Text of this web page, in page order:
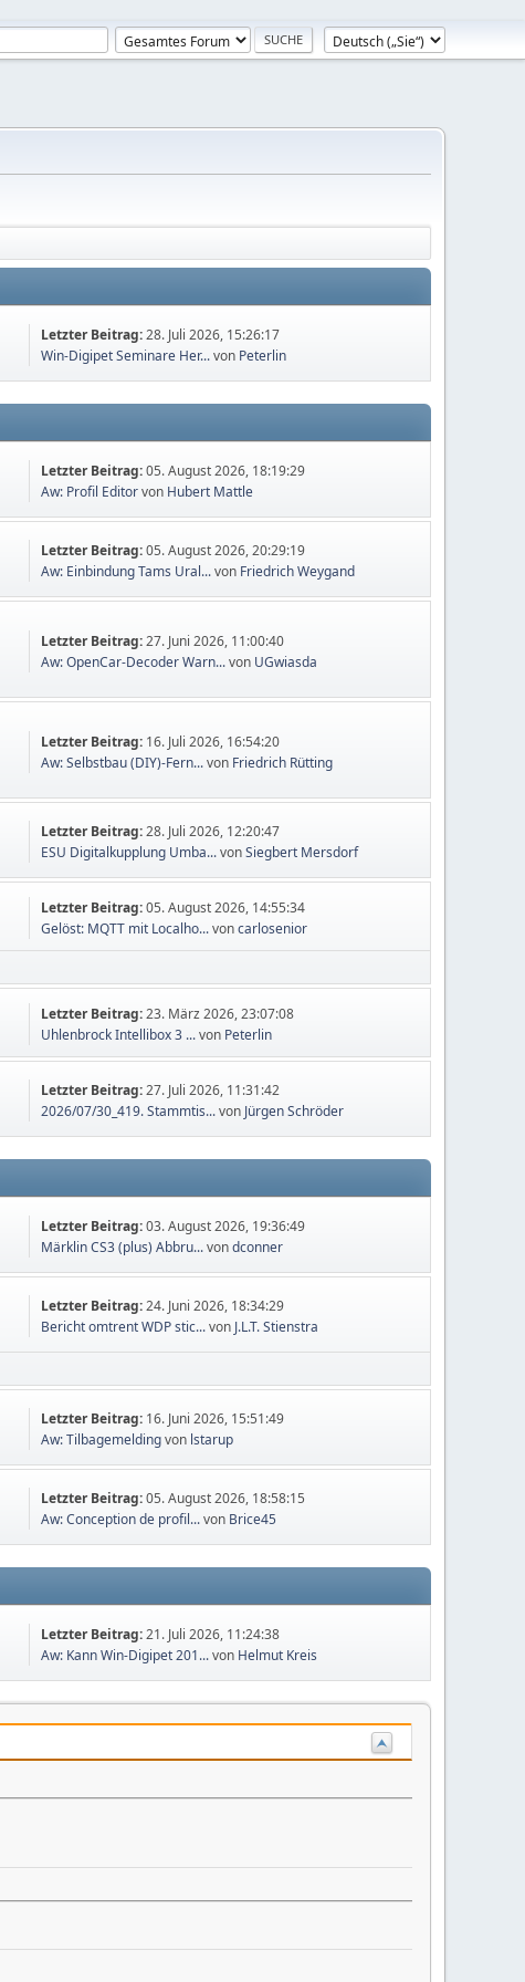
Letzter Beitrag:28. Juli 2026, 15:26:17
Win-Digipet Seminare Her...von Peterlin
Letzter Beitrag:05. August 2026, 18:19:29
Aw: Profil Editorvon Hubert Mattle
Letzter Beitrag:05. August 2026, 20:29:19
Aw: Einbindung Tams Ural...von Friedrich Weygand
Letzter Beitrag:27. Juni 2026, 11:00:40
Aw: OpenCar-Decoder Warn...von UGwiasda
Letzter Beitrag: 16. Juli 2026, 16:54:20
Aw: Selbstbau (DIY)-Fern...von Friedrich Rütting
Letzter Beitrag:28. Juli 2026, 12:20:47
ESU Digitalkupplung Umba...vonSiegbert Mersdorf
Letzter Beitrag:05. August 2026, 14:55:34
Gelöst: MQTT mit Localho...voncarlosenior
Letzter Beitrag:23. März 2026, 23:07:08
Uhlenbrock Intellibox 3 ...von Peterlin
Letzter Beitrag:27. Juli 2026, 11:31:42
2026/07/30_419. Stammtis...von Jürgen Schröder
Letzter Beitrag:03. August 2026, 19:36:49
Märklin CS3 (plus) Abbru...vondconner
Letzter Beitrag:24. Juni 2026, 18:34:29
Bericht omtrent WDP stic...von J.L.T. Stienstra
Letzter Beitrag: 16. Juni 2026, 15:51:49
Aw: Tilbagemeldingvon lstarup
Letzter Beitrag:05. August 2026, 18:58:15
Aw: Conception de profil...von Brice45
Letzter Beitrag:21. Juli 2026, 11:24:38
Aw: Kann Win-Digipet 201...von Helmut Kreis